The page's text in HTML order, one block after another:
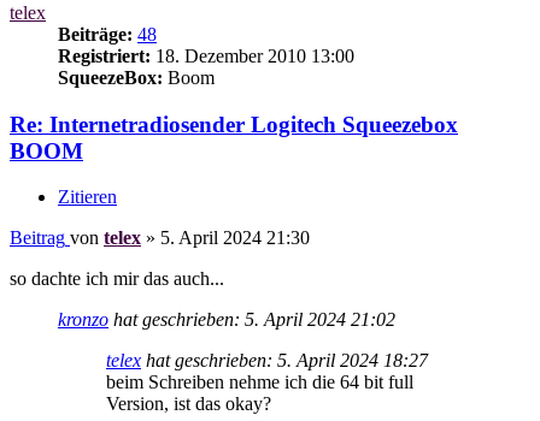
telex
Beiträge: 48
Registriert: 18. Dezember 2010 13:00
SqueezeBox: Boom
Re: Internetradiosender Logitech Squeezebox
BOOM
Zitieren
Beitrag von telex » 5. April 2024 21:30
so dachte ich mir das auch...
kronzo hat geschrieben: 5. April 2024 21:02
telex hat geschrieben: 5. April 2024 18:27
beim Schreiben nehme ich die 64 bit full
Version, ist das okay?